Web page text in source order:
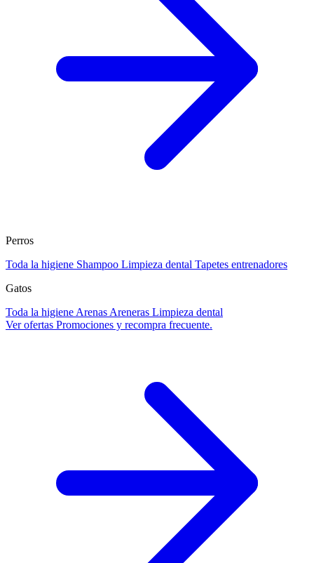
Perros
Toda la higiene Shampoo Limpieza dental Tapetes entrenadores
Gatos
Toda la higiene Arenas Areneras Limpieza dental
Ver ofertas Promociones y recompra frecuente.